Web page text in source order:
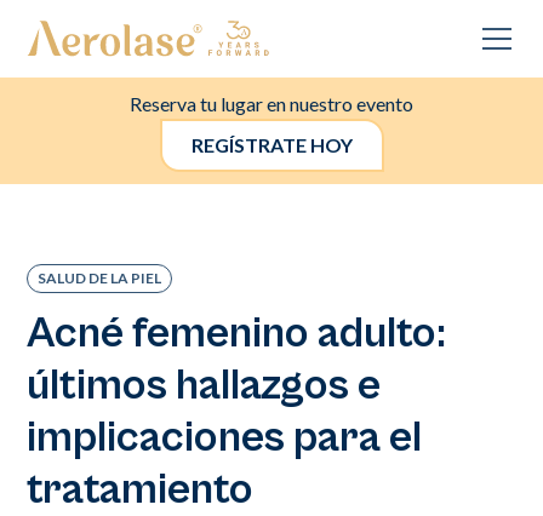
Reserva tu lugar en nuestro evento
REGÍSTRATE HOY
SALUD DE LA PIEL
Acné femenino adulto:
últimos hallazgos e
implicaciones para el
tratamiento